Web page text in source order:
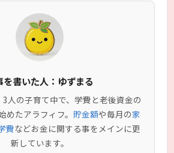
を書いた人：ゆずまる
人の子育て中で、学費と老後資金の
めたアラフィフ。 貯金額や毎月の家
費などお金に関する事をメインに更
新しています。